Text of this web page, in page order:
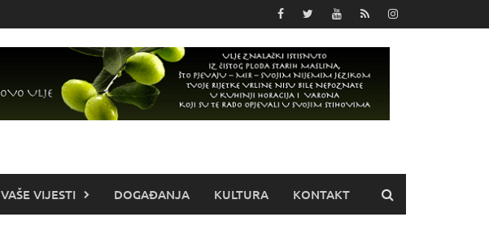
VAŠE VIJESTI DOGAĐANJA KULTURA KONTAKT